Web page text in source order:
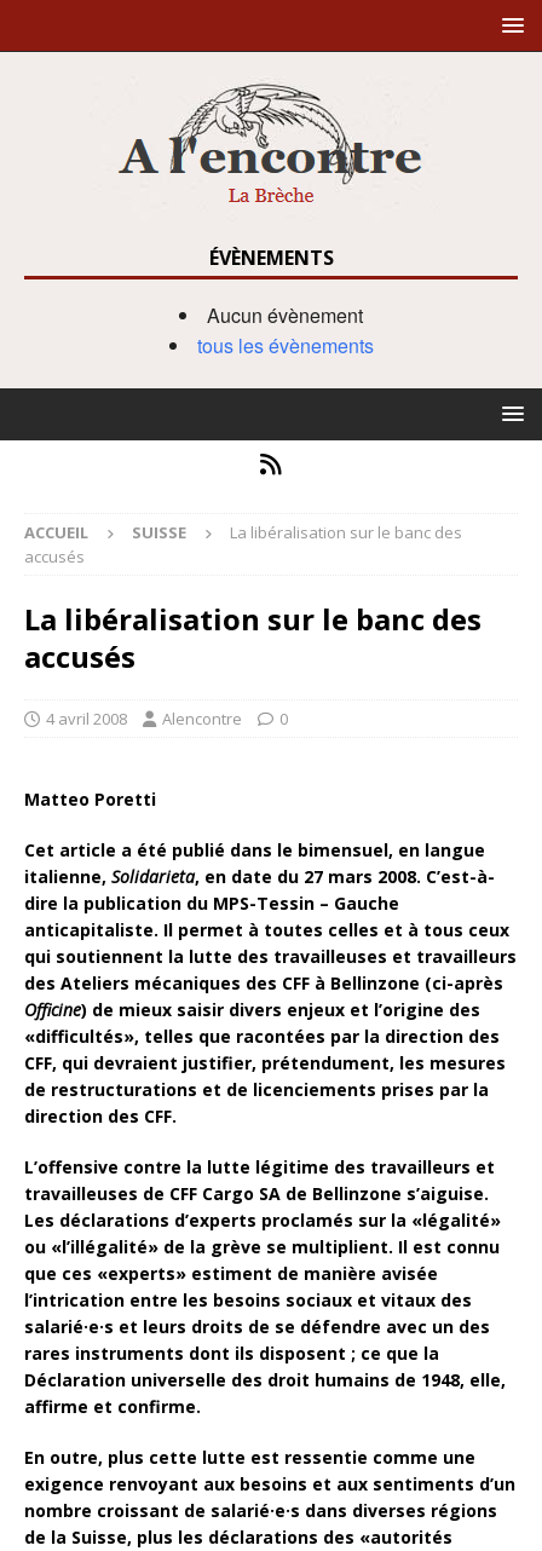
ÉVÈNEMENTS
Aucun évènement
tous les évènements
ACCUEIL SUISSE
La libéralisation sur le banc des
accusés
La libéralisation sur le banc des
accusés
4 avril 2008 Alencontre 0
Matteo Poretti
Cet article a été publié dans le bimensuel, en langue
italienne, Solidarieta, en date du 27 mars 2008. C’est-à-
dire la publication du MPS-Tessin – Gauche
anticapitaliste. Il permet à toutes celles et à tous ceux
qui soutiennent la lutte des travailleuses et travailleurs
des Ateliers mécaniques des CFF à Bellinzone (ci-après
Officine) de mieux saisir divers enjeux et l’origine des
«difficultés», telles que racontées par la direction des
CFF, qui devraient justifier, prétendument, les mesures
de restructurations et de licenciements prises par la
direction des CFF.
L’offensive contre la lutte légitime des travailleurs et
travailleuses de CFF Cargo SA de Bellinzone s’aiguise.
Les déclarations d’experts proclamés sur la «légalité»
ou «l’illégalité» de la grève se multiplient. Il est connu
que ces «experts» estiment de manière avisée
l’intrication entre les besoins sociaux et vitaux des
salarié·e·s et leurs droits de se défendre avec un des
rares instruments dont ils disposent ; ce que la
Déclaration universelle des droit humains de 1948, elle,
affirme et confirme.
En outre, plus cette lutte est ressentie comme une
exigence renvoyant aux besoins et aux sentiments d’un
nombre croissant de salarié·e·s dans diverses régions
de la Suisse, plus les déclarations des «autorités